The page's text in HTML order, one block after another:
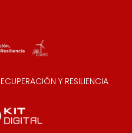
Y RESILIENCIA